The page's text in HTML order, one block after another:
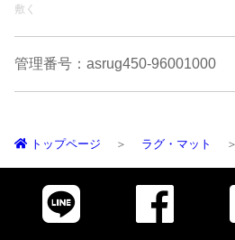
敷く
管理番号：asrug450-96001000
トップページ ラグ・マット